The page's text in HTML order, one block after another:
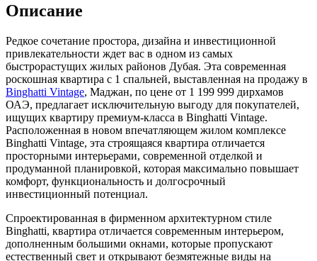
Описание
Редкое сочетание простора, дизайна и инвестиционной
привлекательности ждет вас в одном из самых
быстрорастущих жилых районов Дубая. Эта современная
роскошная квартира с 1 спальней, выставленная на продажу в
Binghatti Vintage, Маджан, по цене от 1 199 999 дирхамов
ОАЭ, предлагает исключительную выгоду для покупателей,
ищущих квартиру премиум-класса в Binghatti Vintage.
Расположенная в новом впечатляющем жилом комплексе
Binghatti Vintage, эта строящаяся квартира отличается
просторными интерьерами, современной отделкой и
продуманной планировкой, которая максимально повышает
комфорт, функциональность и долгосрочный
инвестиционный потенциал.
Спроектированная в фирменном архитектурном стиле
Binghatti, квартира отличается современным интерьером,
дополненным большими окнами, которые пропускают
естественный свет и открывают безмятежные виды на